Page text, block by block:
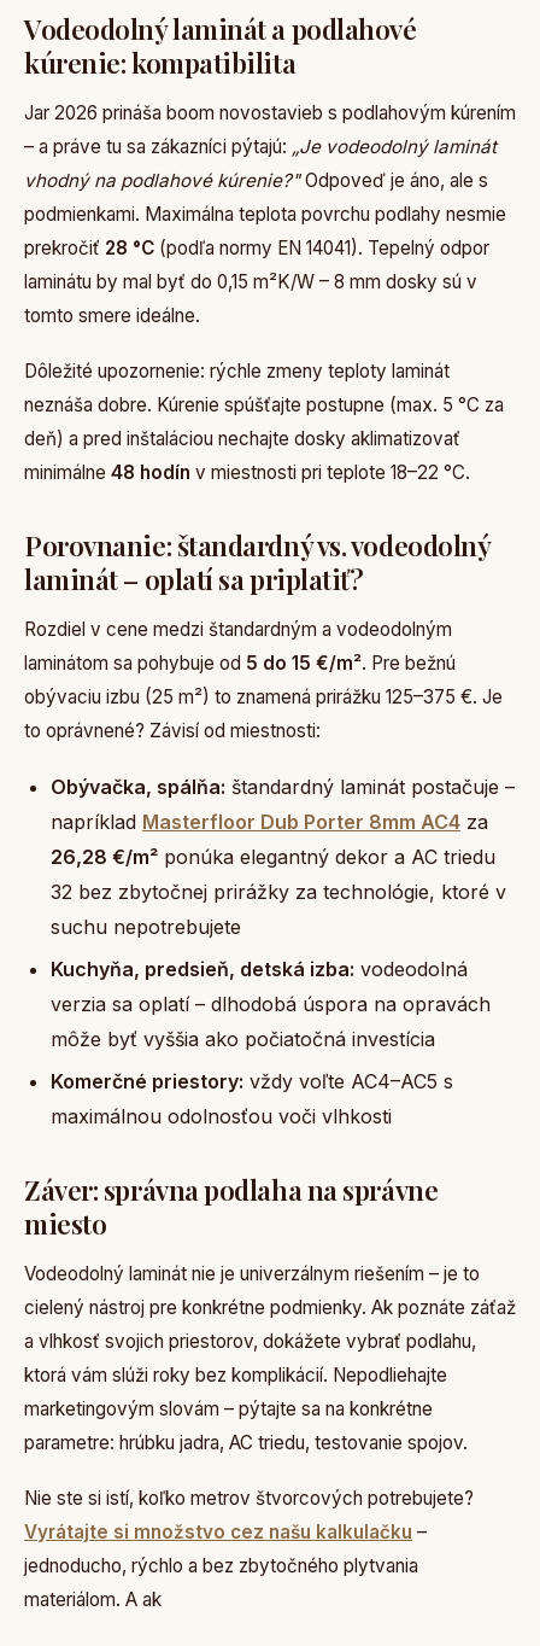
Vodeodolný laminát a podlahové
kúrenie: kompatibilita
Jar 2026 prináša boom novostavieb s podlahovým kúrením
– a práve tu sa zákazníci pýtajú: „Je vodeodolný laminát
vhodný na podlahové kúrenie?"Odpoveď je áno, ale s
podmienkami. Maximálna teplota povrchu podlahy nesmie
prekročiť 28 °C (podľa normy EN 14041). Tepelný odpor
laminátu by mal byť do 0,15 m²K/W – 8 mm dosky sú v
tomto smere ideálne.
Dôležité upozornenie: rýchle zmeny teploty laminát
neznáša dobre. Kúrenie spúšťajte postupne (max. 5 °C za
deň) a pred inštaláciou nechajte dosky aklimatizovať
minimálne 48 hodín v miestnosti pri teplote 18–22 °C.
Porovnanie: štandardný vs. vodeodolný
laminát – oplatí sa priplatiť?
Rozdiel v cene medzi štandardným a vodeodolným
laminátom sa pohybuje od 5 do 15 €/m². Pre bežnú
obývaciu izbu (25 m²) to znamená prirážku 125–375 €. Je
to oprávnené? Závisí od miestnosti:
Obývačka, spálňa: štandardný laminát postačuje –
napríklad Masterfloor Dub Porter 8mm AC4 za
26,28 €/m² ponúka elegantný dekor a AC triedu
32 bez zbytočnej prirážky za technológie, ktoré v
suchu nepotrebujete
Kuchyňa, predsieň, detská izba: vodeodolná
verzia sa oplatí – dlhodobá úspora na opravách
môže byť vyššia ako počiatočná investícia
Komerčné priestory: vždy voľte AC4–AC5 s
maximálnou odolnosťou voči vlhkosti
Záver: správna podlaha na správne
miesto
Vodeodolný laminát nie je univerzálnym riešením – je to
cielený nástroj pre konkrétne podmienky. Ak poznáte záťaž
a vlhkosť svojich priestorov, dokážete vybrať podlahu,
ktorá vám slúži roky bez komplikácií. Nepodliehajte
marketingovým slovám – pýtajte sa na konkrétne
parametre: hrúbku jadra, AC triedu, testovanie spojov.
Nie ste si istí, koľko metrov štvorcových potrebujete?
Vyrátajte si množstvo cez našu kalkulačku –
jednoducho, rýchlo a bez zbytočného plytvania
materiálom. A ak